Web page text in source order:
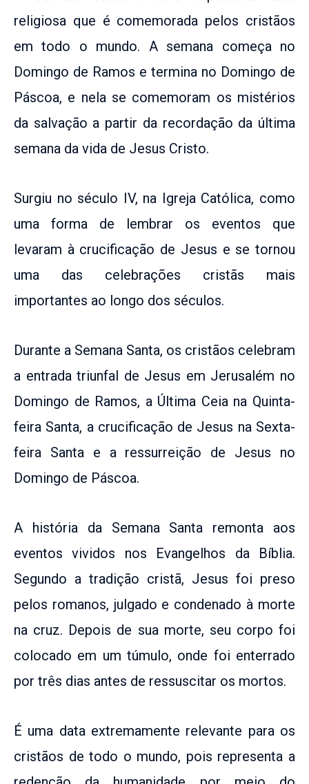
religiosa que é comemorada pelos cristãos
em todo o mundo. A semana começa no
Domingo de Ramos e termina no Domingo de
Páscoa, e nela se comemoram os mistérios
da salvação a partir da recordação da última
semana da vida de Jesus Cristo.
Surgiu no século IV, na Igreja Católica, como
uma forma de lembrar os eventos que
levaram à crucificação de Jesus e se tornou
uma das celebrações cristãs mais
importantes ao longo dos séculos.
Durante a Semana Santa, os cristãos celebram
a entrada triunfal de Jesus em Jerusalém no
Domingo de Ramos, a Última Ceia na Quinta-
feira Santa, a crucificação de Jesus na Sexta-
feira Santa e a ressurreição de Jesus no
Domingo de Páscoa.
A história da Semana Santa remonta aos
eventos vividos nos Evangelhos da Bíblia.
Segundo a tradição cristã, Jesus foi preso
pelos romanos, julgado e condenado à morte
na cruz. Depois de sua morte, seu corpo foi
colocado em um túmulo, onde foi enterrado
por três dias antes de ressuscitar os mortos.
É uma data extremamente relevante para os
cristãos de todo o mundo, pois representa a